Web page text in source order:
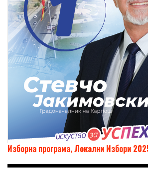
Изборна програма, Локални Избори